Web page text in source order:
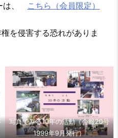
は、 こちら（会員限定）
を侵害する恐れがありま
写真でみる10年の活動（会報20号
1999年9月発行）